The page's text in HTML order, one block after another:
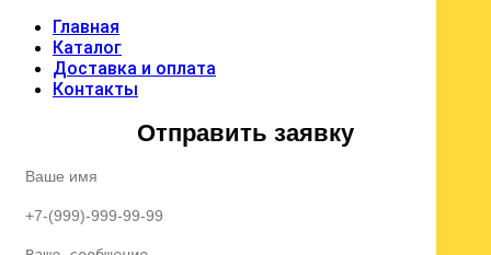
Главная
Каталог
Доставка и оплата
Контакты
Отправить заявку